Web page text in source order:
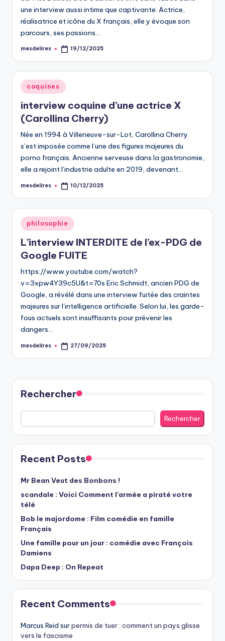
une interview aussi intime que captivante. Actrice,
réalisatrice et icône du X français, elle y évoque son
parcours, ses passions…
Posted
mesdelires 19/12/2025
Posted
in
coquines
interview coquine d’une actrice X
(Carollina Cherry)
Née en 1994 à Villeneuve-sur-Lot, Carollina Cherry
s’est imposée comme l’une des figures majeures du
porno français. Ancienne serveuse dans la gastronomie,
elle a rejoint l’industrie adulte en 2019, devenant…
Posted
mesdelires 10/12/2025
Posted
in
philosophie
L’interview INTERDITE de l’ex-PDG de
Google FUITE
https://www.youtube.com/watch?
v=3xpw4Y39c5U&t=70s Eric Schmidt, ancien PDG de
Google, a révélé dans une interview fuitée des craintes
majeures sur l’intelligence artificielle. Selon lui, les garde-
fous actuels sont insuffisants pour prévenir les
dangers…
Posted
mesdelires 27/09/2025
Rechercher
Rechercher
Recent Posts
Mr Bean Veut des Bonbons !
scandale : Voici Comment l’armée a piraté votre
télé
Bob le majordome : Film comédie en famille
Français
Une famille pour un jour : comédie avec François
Damiens
Dapa Deep : On Repeat
Recent Comments
Marcus Reid surpermis de tuer : comment un pays glisse
vers le fascisme